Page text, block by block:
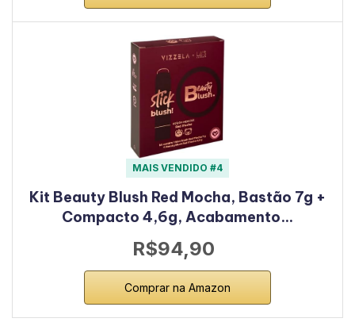
MAIS VENDIDO #4
Kit Beauty Blush Red Mocha, Bastão 7g +
Compacto 4,6g, Acabamento…
R$94,90
Comprar na Amazon